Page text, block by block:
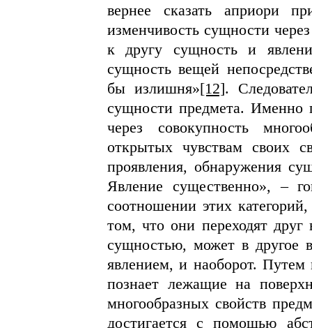
вернее сказать априори
изменчивость сущности
к другу сущность и
сущность вещей
бы излишня»[12].
сущности предмета. Именно
через совокупность
открытых чувствам своих
проявления, обнаружения
Явление существенно», –
соотношении этих
том, что они переходят друг
сущностью, может в другое
явлением, и наоборот. Путем
познает лежащие на
многообразных свойств
достигается с помощью